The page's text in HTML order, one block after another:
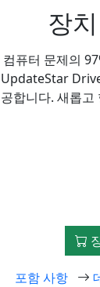
장
컴퓨터 문제의
UpdateStar
공합니다. 새롭고
포함 사항